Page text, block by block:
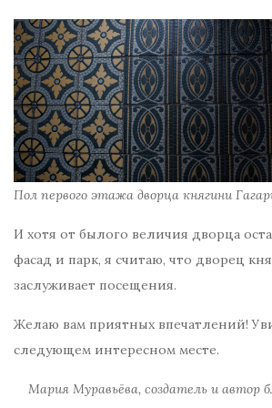
Пол первого этажа дворца княгини
И хотя от былого величия дворца
фасад и парк, я считаю, что дворец
заслуживает посещения.
Желаю вам приятных впечатлений!
следующем интересном месте.
Мария Муравьёва, создатель и автор